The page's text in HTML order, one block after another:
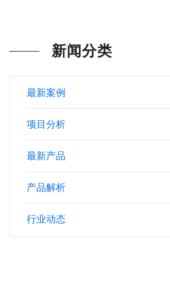
新闻分类
最新案例
项目分析
最新产品
产品解析
行业动态